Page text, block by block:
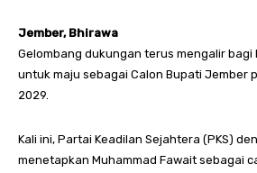
Jember, Bhirawa
Gelombang dukungan terus mengalir bagi
untuk maju sebagai Calon Bupati Jember
2029.
Kali ini, Partai Keadilan Sejahtera (PKS)
menetapkan Muhammad Fawait sebagai